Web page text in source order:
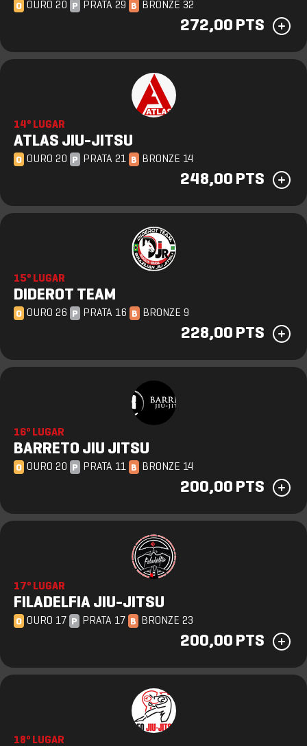
O OURO 20 P PRATA 29 B BRONZE 32
272,00 PTS
14º LUGAR
ATLAS JIU-JITSU
O OURO 20 P PRATA 21 B BRONZE 14
248,00 PTS
15º LUGAR
DIDEROT TEAM
O OURO 26 P PRATA 16 B BRONZE 9
228,00 PTS
16º LUGAR
BARRETO JIU JITSU
O OURO 20 P PRATA 11 B BRONZE 14
200,00 PTS
17º LUGAR
FILADELFIA JIU-JITSU
O OURO 17 P PRATA 17 B BRONZE 23
200,00 PTS
18º LUGAR